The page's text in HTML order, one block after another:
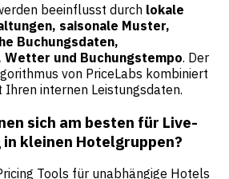
beeinflusst durch lokale
saisonale Muster,
Buchungsdaten,
und Buchungstempo. Der
von PriceLabs kombiniert
internen Leistungsdaten.
sich am besten für Live-
kleinen Hotelgruppen?
Tools für unabhängige Hotels